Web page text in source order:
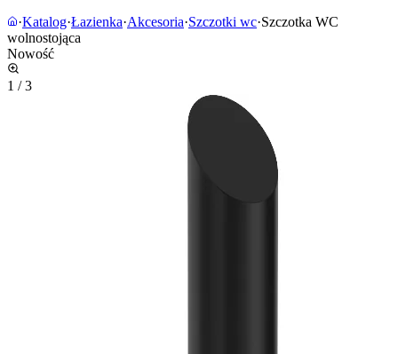
·Katalog·Łazienka·Akcesoria·Szczotki wc·Szczotka WC
wolnostojąca
Nowość
1 /3